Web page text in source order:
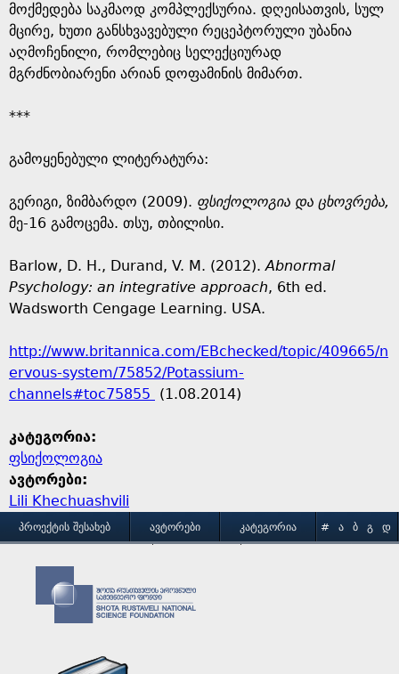
მოქმედება საკმაოდ კომპლექსურია. დღეისათვის, სულ
მცირე, ხუთი განსხვავებული რეცეპტორული უბანია
აღმოჩენილი, რომლებიც სელექციურად
მგრძნობიარენი არიან დოფამინის მიმართ.
***
გამოყენებული ლიტერატურა:
გერიგი, ზიმბარდო (2009). ფსიქოლოგია და ცხოვრება,
მე-16 გამოცემა. თსუ, თბილისი.
Barlow, D. H., Durand, V. M. (2012).Abnormal
Psychology: an integrative approach, 6th ed.
Wadsworth Cengage Learning. USA.
http://www.britannica.com/EBchecked/topic/409665/n
ervous-system/75852/Potassium-
channels#toc75855
(1.08.2014)
კატეგორია:
ფსიქოლოგია
ავტორები:
Lili Khechuashvili
MᲞᲠᲝᲔᲥᲢᲘᲡ ᲨᲔᲡᲐᲮᲔᲑ ᲐᲕᲢᲝᲠᲔᲑᲘ ᲙᲐᲢᲔᲒᲝᲠᲘᲐ # Ა Ბ Გ
Დ